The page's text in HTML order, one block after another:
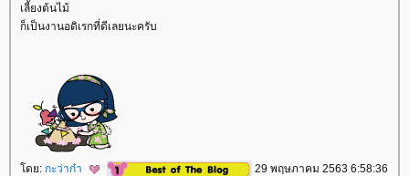
เลี้ยงต้นไม้
ก็เป็นงานอดิเรกที่ดีเลยนะครับ
ดย: กะว่าก๋า
29 พฤษภาคม 2563 6:58:36